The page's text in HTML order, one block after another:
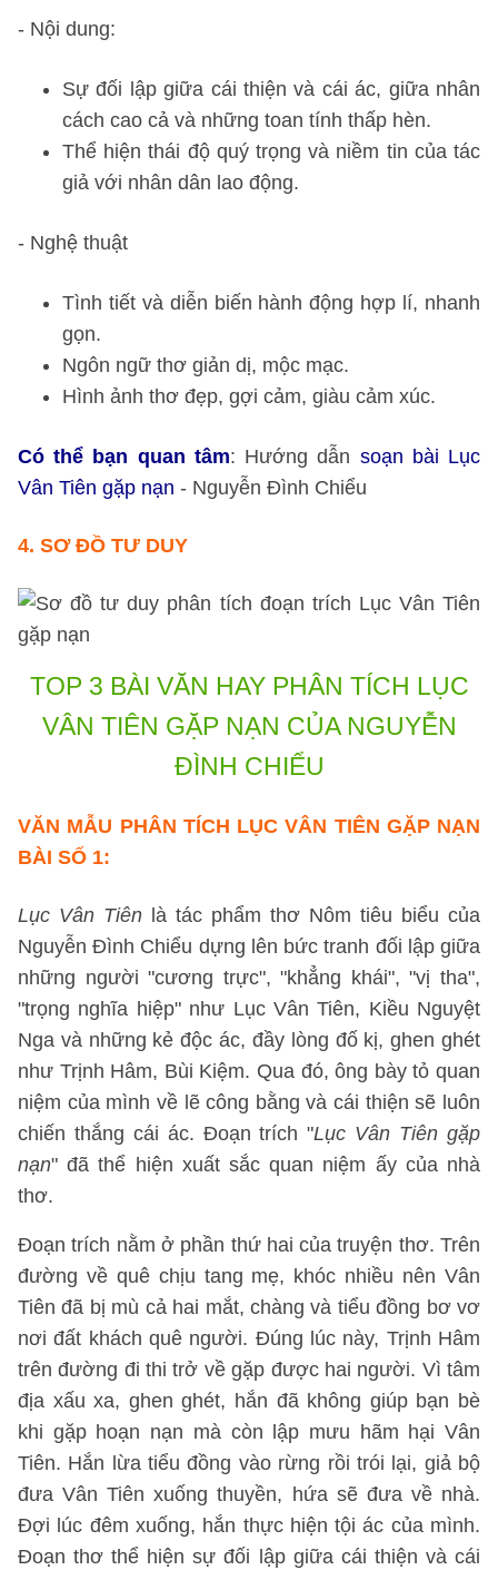
- Nội dung:
Sự đối lập giữa cái thiện và cái ác, giữa nhân
cách cao cả và những toan tính thấp hèn.
Thể hiện thái độ quý trọng và niềm tin của tác
giả với nhân dân lao động.
- Nghệ thuật
Tình tiết và diễn biến hành động hợp lí, nhanh
gọn.
Ngôn ngữ thơ giản dị, mộc mạc.
Hình ảnh thơ đẹp, gợi cảm, giàu cảm xúc.
Có thể bạn quan tâm: Hướng dẫn soạn bài Lục
Vân Tiên gặp nạn - Nguyễn Đình Chiểu
4. SƠ ĐỒ TƯ DUY
TOP 3 BÀI VĂN HAYPHÂN TÍCH LỤC
VÂN TIÊN GẶP NẠN CỦA NGUYỄN
ĐÌNH CHIỂU
VĂN MẪU PHÂN TÍCH LỤC VÂN TIÊN GẶP NẠN
BÀI SỐ 1:
Lục Vân Tiên là tác phẩm thơ Nôm tiêu biểu của
Nguyễn Đình Chiểu dựng lên bức tranh đối lập giữa
những người "cương trực", "khẳng khái", "vị tha",
"trọng nghĩa hiệp" như Lục Vân Tiên, Kiều Nguyệt
Nga và những kẻ độc ác, đầy lòng đố kị, ghen ghét
như Trịnh Hâm, Bùi Kiệm. Qua đó, ông bày tỏ quan
niệm của mình về lẽ công bằng và cái thiện sẽ luôn
chiến thắng cái ác. Đoạn trích "Lục Vân Tiên gặp
nạn" đã thể hiện xuất sắc quan niệm ấy của nhà
thơ.
Đoạn trích nằm ở phần thứ hai của truyện thơ. Trên
đường về quê chịu tang mẹ, khóc nhiều nên Vân
Tiên đã bị mù cả hai mắt, chàng và tiểu đồng bơ vơ
nơi đất khách quê người. Đúng lúc này, Trịnh Hâm
trên đường đi thi trở về gặp được hai người. Vì tâm
địa xấu xa, ghen ghét, hắn đã không giúp bạn bè
khi gặp hoạn nạn mà còn lập mưu hãm hại Vân
Tiên. Hắn lừa tiểu đồng vào rừng rồi trói lại, giả bộ
đưa Vân Tiên xuống thuyền, hứa sẽ đưa về nhà.
Đợi lúc đêm xuống, hắn thực hiện tội ác của mình.
Đoạn thơ thể hiện sự đối lập giữa cái thiện và cái